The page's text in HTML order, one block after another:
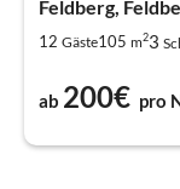
Feldberg,
12 Gäste105 m23
ab 200€ pro